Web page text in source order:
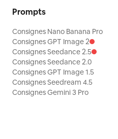
Prompts
Consignes Nano Banana Pro
Consignes GPT Image 2
Consignes Seedance 2.5
Consignes Seedance 2.0
Consignes GPT Image 1.5
Consignes Seedream 4.5
Consignes Gemini 3 Pro